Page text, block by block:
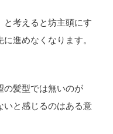
と考えると坊主頭にす
進めなくなります。
の髪型では無いのが
いと感じるのはある意